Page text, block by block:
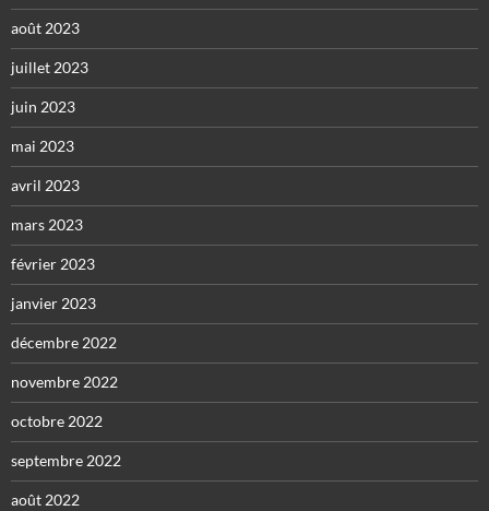
août 2023
juillet 2023
juin 2023
mai 2023
avril 2023
mars 2023
février 2023
janvier 2023
décembre 2022
novembre 2022
octobre 2022
septembre 2022
août 2022